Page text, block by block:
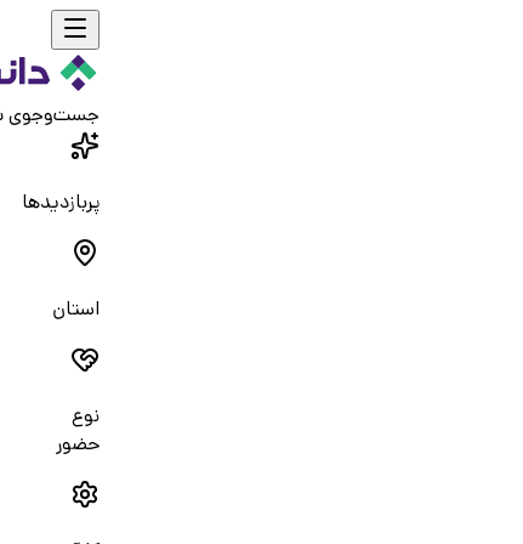
جست‌و‌جوی
پربازدیدها
استان
نوع
حضور